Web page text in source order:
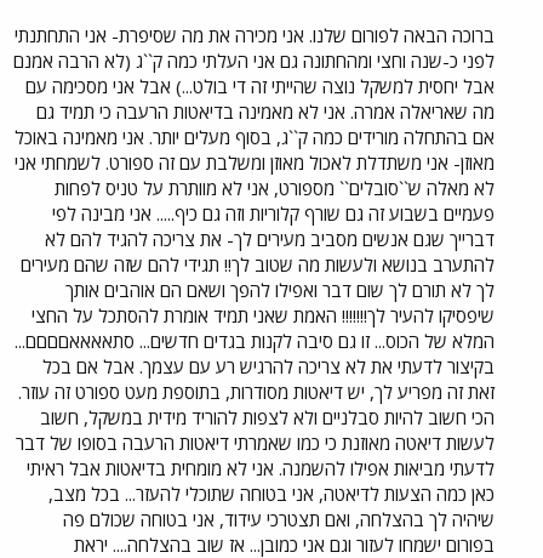
ברוכה הבאה לפורום שלנו. אני מכירה את מה שסיפרת- אני התחתנתי
לפני כ-שנה וחצי ומהחתונה גם אני העלתי כמה ק``ג (לא הרבה אמנם
אבל יחסית למשקל נוצה שהייתי זה די בולט...) אבל אני מסכימה עם
מה שאריאלה אמרה. אני לא מאמינה בדיאטות הרעבה כי תמיד גם
אם בהתחלה מורידים כמה ק``ג, בסוף מעלים יותר. אני מאמינה באוכל
מאוזן- אני משתדלת לאכול מאוזן ומשלבת עם זה ספורט. לשמחתי אני
לא מאלה ש``סובלים`` מספורט, אני לא מוותרת על טניס לפחות
פעמיים בשבוע זה גם שורף קלוריות וזה גם כיף..... אני מבינה לפי
דברייך שגם אנשים מסביב מעירים לך- את צריכה להגיד להם לא
להתערב בנושא ולעשות מה שטוב לך!! תגידי להם שזה שהם מעירים
לך לא תורם לך שום דבר ואפילו להפך ושאם הם אוהבים אותך
שיפסיקו להעיר לך!!!!!!! האמת שאני תמיד אומרת להסתכל על החצי
המלא של הכוס... זו גם סיבה לקנות בגדים חדשים... סתאאאאםםםם...
בקיצור לדעתי את לא צריכה להרגיש רע עם עצמך. אבל אם בכל
זאת זה מפריע לך, יש דיאטות מסודרות, בתוספת מעט ספורט זה עוזר.
הכי חשוב להיות סבלניים ולא לצפות להוריד מידית במשקל, חשוב
לעשות דיאטה מאוזנת כי כמו שאמרתי דיאטות הרעבה בסופו של דבר
לדעתי מביאות אפילו להשמנה. אני לא מומחית בדיאטות אבל ראיתי
כאן כמה הצעות לדיאטה, אני בטוחה שתוכלי להעזר... בכל מצב,
שיהיה לך בהצלחה, ואם תצטרכי עידוד, אני בטוחה שכולם פה
בפורום ישמחו לעזור וגם אני כמובן... אז שוב בהצלחה.... יראת